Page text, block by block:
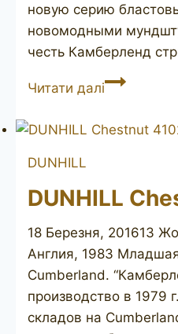
новую серию
новомодными
честь Камберленд
Читати даліDUNHILL
3103
DUNHILL
DUNHILL
18 Березня, 201613
Англия, 1983
Cumberland.
производство в 1979
складов на